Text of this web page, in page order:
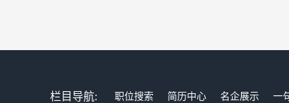
栏目导航: 职位搜索 简历中心 名企展示 一